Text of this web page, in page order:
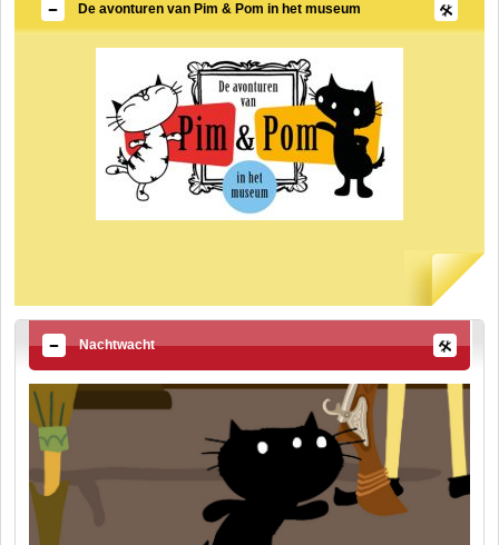
De avonturen van Pim & Pom in het museum
Nachtwacht